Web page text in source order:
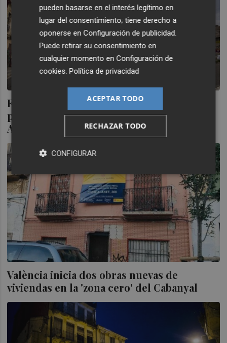
Fomento concede un año más a València
para acabar de ejecutar la primera fase del
ARRU en el Cabanyal
València inicia dos obras nuevas de
viviendas en la 'zona cero' del Cabanyal
pueden basarse en el interés legítimo en
lugar del consentimiento; tiene derecho a
oponerse enConfiguración de publicidad.
Puede retirar su consentimiento en
cualquier momento enConfiguración de
cookies.Política de privacidad
ACEPTAR TODO
RECHAZAR TODO
CONFIGURAR